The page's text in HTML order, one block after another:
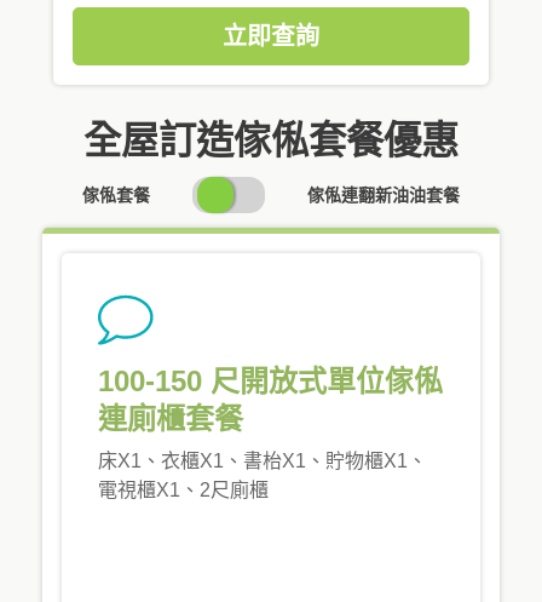
立即查詢
全屋訂造傢俬套餐優惠
傢俬套餐
SWITCH
PRICING
傢俬連翻新油油套餐
100-150 尺開放式單位傢俬
連廁櫃套餐
床X1、衣櫃X1、書枱X1、貯物櫃X1、
電視櫃X1、2尺廁櫃